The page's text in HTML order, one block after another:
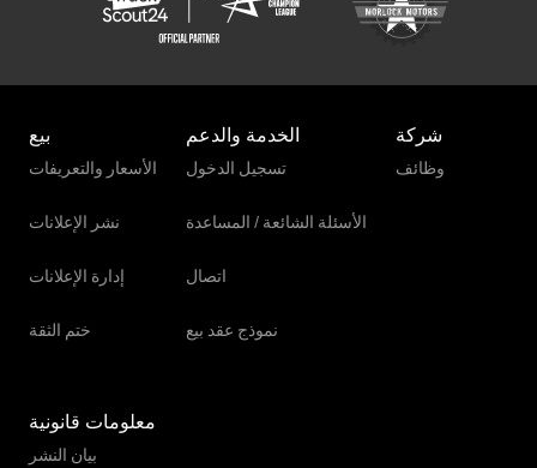
بيع
الأسعار والتعريفات
نشر الإعلانات
إدارة الإعلانات
ختم الثقة
الخدمة والدعم
تسجيل الدخول
الأسئلة الشائعة / المساعدة
اتصال
نموذج عقد بيع
شركة
وظائف
معلومات قانونية
بيان النشر